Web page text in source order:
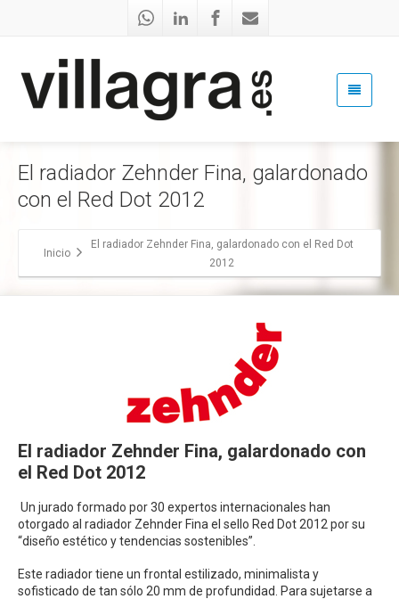
El radiador Zehnder Fina, galardonado
con el Red Dot 2012
Inicio
El radiador Zehnder Fina, galardonado con el Red Dot
2012
El radiador Zehnder Fina, galardonado con
el Red Dot 2012
Un jurado formado por 30 expertos internacionales han
otorgado al radiador Zehnder Fina el sello Red Dot 2012 por su
“diseño estético y tendencias sostenibles”.
Este radiador tiene un frontal estilizado, minimalista y
sofisticado de tan sólo 20 mm de profundidad. Para sujetarse a